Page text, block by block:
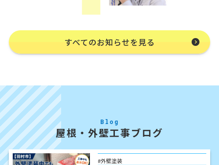
すべてのお知らせを見る
Blog
屋根・外壁工事ブログ
#外壁塗装